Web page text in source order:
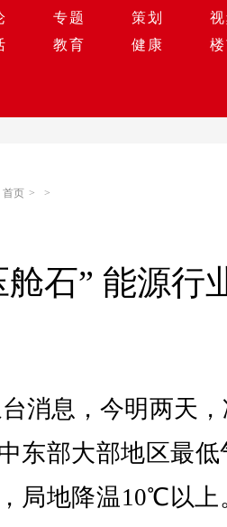
专题 策划
教育 健康
首页 > >
石” 能源行
消息，今明两天
东部大部地区最
局地降温10℃以上